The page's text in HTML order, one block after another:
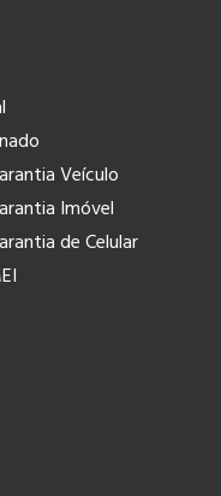
Veículo
Imóvel
de Celular